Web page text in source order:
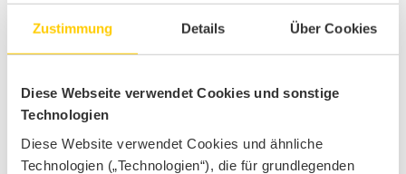
Zustimmung Details Über Cookies
Diese Webseite verwendet Cookies und sonstige
Technologien
Diese Website verwendet Cookies und ähnliche
Technologien („Technologien“), die für grundlegenden